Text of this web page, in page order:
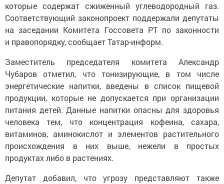
которые содержат сжиженный углеводородный газ.
Соответствующий законопроект поддержали депутаты
на заседании Комитета Госсовета РТ по законности
и правопорядку, сообщает Татар-информ.
Заместитель председателя комитета Александр
Чубаров отметил, что тонизирующие, в том числе
энергетические напитки, введены в список пищевой
продукции, которые не допускается при организации
питания детей. Данные напитки опасны для здоровья
человека тем, что концентрация кофеина, сахара,
витаминов, аминокислот и элементов растительного
происхождения в них выше, нежели в простых
продуктах либо в растениях.
Депутат добавил, что угрозу представляют также